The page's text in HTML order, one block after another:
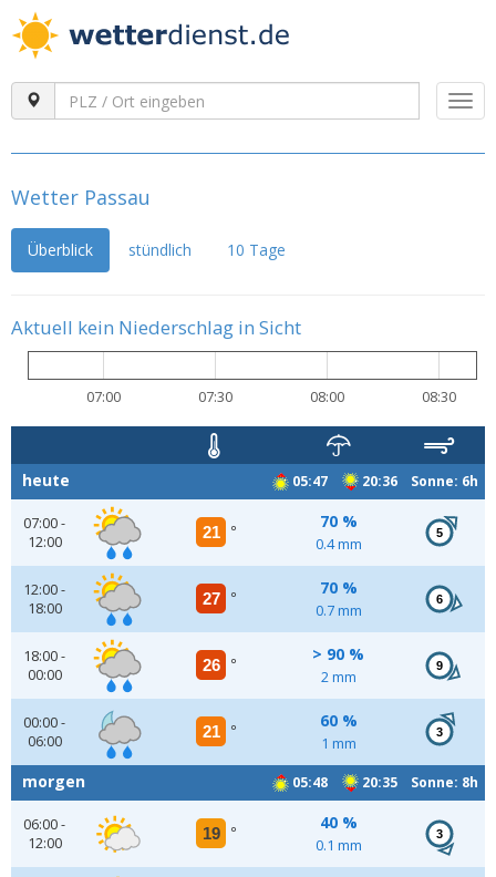
Wetter Passau
Überblick stündlich 10 Tage
Aktuell kein Niederschlag in Sicht
07:00 07:30 08:00 08:30
05:47 20:36 Sonne: 6h
heute
07:00 -
12:00
21 °
70 %
0.4 mm
5
12:00 -
18:00
27 °
70 %
0.7 mm
6
18:00 -
00:00
26 °
> 90 %
2 mm
9
00:00 -
06:00
21 °
60 %
1 mm
3
05:48 20:35 Sonne: 8h
morgen
06:00 -
12:00
19 °
40 %
0.1 mm
3